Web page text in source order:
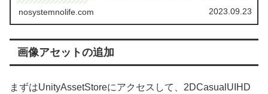
nosystemnolife.com 2023.09.23
画像アセットの追加
まずはUnityAssetStoreにアクセスして、2DCasualUIHD